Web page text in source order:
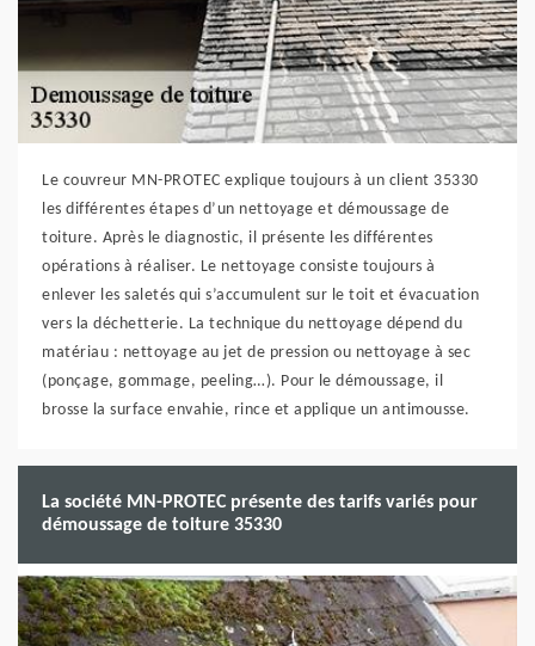
Le couvreur MN-PROTEC explique toujours à un client 35330
les différentes étapes d’un nettoyage et démoussage de
toiture. Après le diagnostic, il présente les différentes
opérations à réaliser. Le nettoyage consiste toujours à
enlever les saletés qui s’accumulent sur le toit et évacuation
vers la déchetterie. La technique du nettoyage dépend du
matériau : nettoyage au jet de pression ou nettoyage à sec
(ponçage, gommage, peeling…). Pour le démoussage, il
brosse la surface envahie, rince et applique un antimousse.
La société MN-PROTEC présente des tarifs variés pour
démoussage de toiture 35330